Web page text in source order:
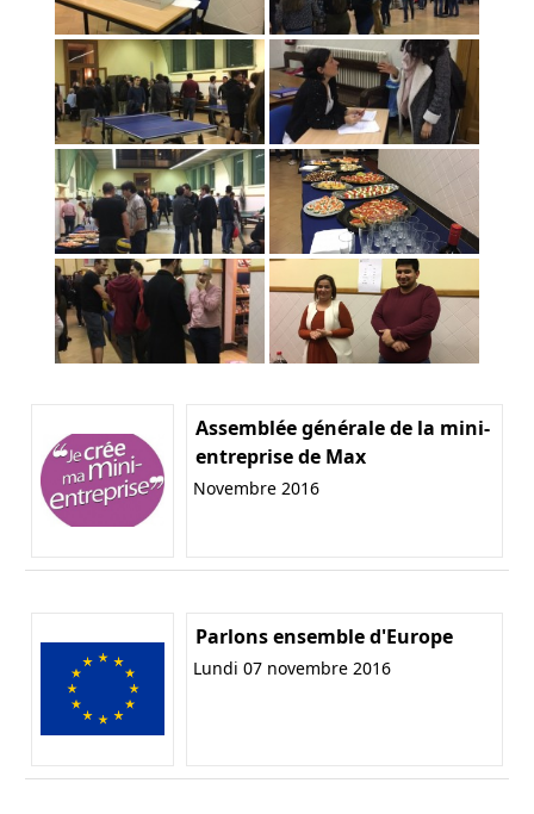
Assemblée générale de la mini-
entreprise de Max
Novembre 2016
Parlons ensemble d'Europe
Lundi 07 novembre 2016